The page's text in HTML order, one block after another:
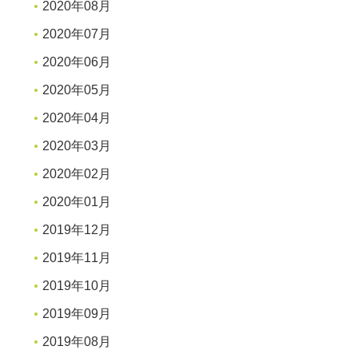
2020年08月
2020年07月
2020年06月
2020年05月
2020年04月
2020年03月
2020年02月
2020年01月
2019年12月
2019年11月
2019年10月
2019年09月
2019年08月